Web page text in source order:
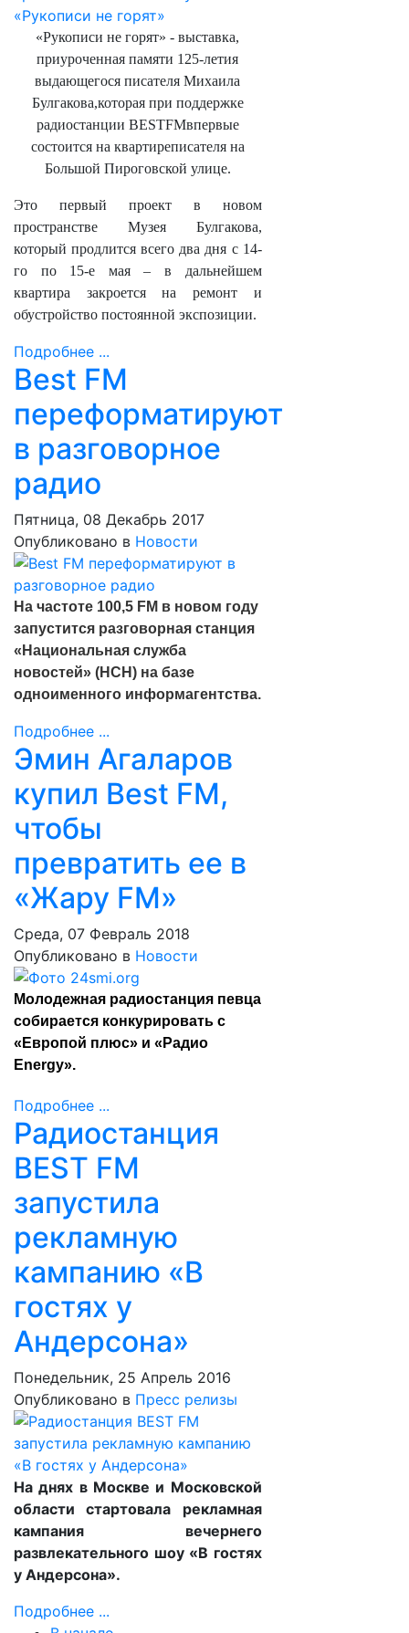
«Рукописи не горят» - выставка,
приуроченная памяти 125-летия
выдающегося писателя Михаила
Булгакова,которая при поддержке
радиостанции BESTFMвпервые
состоится на квартиреписателя на
Большой Пироговской улице.
Это первый проект в новом
пространстве Музея Булгакова,
который продлится всего два дня с 14-
го по 15-е мая – в дальнейшем
квартира закроется на ремонт и
обустройство постоянной экспозиции.
Подробнее ...
Best FM
переформатируют
в разговорное
радио
Пятница, 08 Декабрь 2017
Опубликовано в Новости
На частоте 100,5 FM в новом году
запустится разговорная станция
«Национальная служба
новостей» (НСН) на базе
одноименного информагентства.
Подробнее ...
Эмин Агаларов
купил Best FM,
чтобы
превратить ее в
«Жару FM»
Среда, 07 Февраль 2018
Опубликовано в Новости
Молодежная радиостанция певца
собирается конкурировать с
«Европой плюс» и «Радио
Energy».
Подробнее ...
Радиостанция
BEST FM
запустила
рекламную
кампанию «В
гостях у
Андерсона»
Понедельник, 25 Апрель 2016
Опубликовано в Пресс релизы
На днях в Москве и Московской
области стартовала рекламная
кампания вечернего
развлекательного шоу «В гостях
у Андерсона».
Подробнее ...